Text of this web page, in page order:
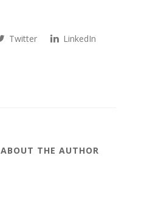
Twitter
LinkedIn
ABOUT THE AUTHOR